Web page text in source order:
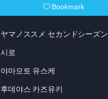
Bookmark
ヤマノススメ セカンドシーズン
시로
야마모토 유스케
후데야스 카즈유키